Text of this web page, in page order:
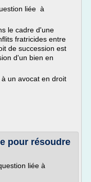
liée à
le cadre d'une
fratricides entre
de succession est
d'un bien en
un avocat en droit
pour résoudre
liée à